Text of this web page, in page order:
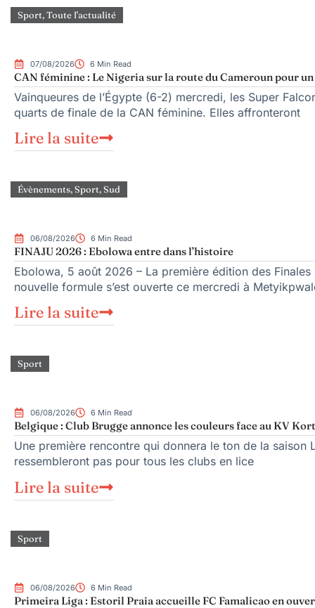
Sport,Toute l'actualité
07/08/2026 6 Min Read
CAN féminine : Le Nigeria sur la route du Cameroun pour
Vainqueures de l’Égypte (6-2) mercredi, les Super
quarts de finale de la CAN féminine. Elles affronteront
Lire la suite
Évènements,Sport,Sud
06/08/2026 6 Min Read
FINAJU 2026 : Ebolowa entre dans l’histoire
Ebolowa, 5 août 2026 – La première édition des
nouvelle formule s’est ouverte ce mercredi à
Lire la suite
Sport
06/08/2026 6 Min Read
Belgique : Club Brugge annonce les couleurs face au KV
Une première rencontre qui donnera le ton de la saison
ressembleront pas pour tous les clubs en lice
Lire la suite
Sport
06/08/2026 6 Min Read
Primeira Liga : Estoril Praia accueille FC Famalicao en